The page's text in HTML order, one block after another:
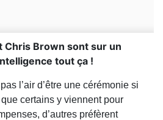
Chris Brown sont sur un
tout ça !
pas l’air d’être une cérémonie si
certains y viennent pour
d’autres préfèrent